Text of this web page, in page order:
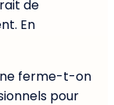
de
En
ne ferme-t-on
pour